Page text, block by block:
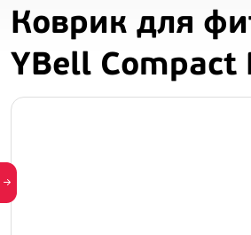
Коврик для
YBell Compact